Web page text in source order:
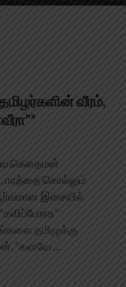
வீரம்,
*வ.கெளதமன்
ஈரத்தை சொல்லும்
இசையில்
தமிழுக்கு
“கனவே …